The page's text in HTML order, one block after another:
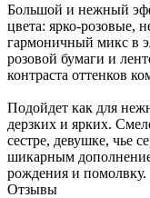
Большой и нежный
цвета: ярко-розовые,
гармоничный микс в
розовой бумаги и
контраста оттенков
Подойдет как для
дерзких и ярких.
сестре, девушке, чье
шикарным
рождения и помолвку.
Отзывы